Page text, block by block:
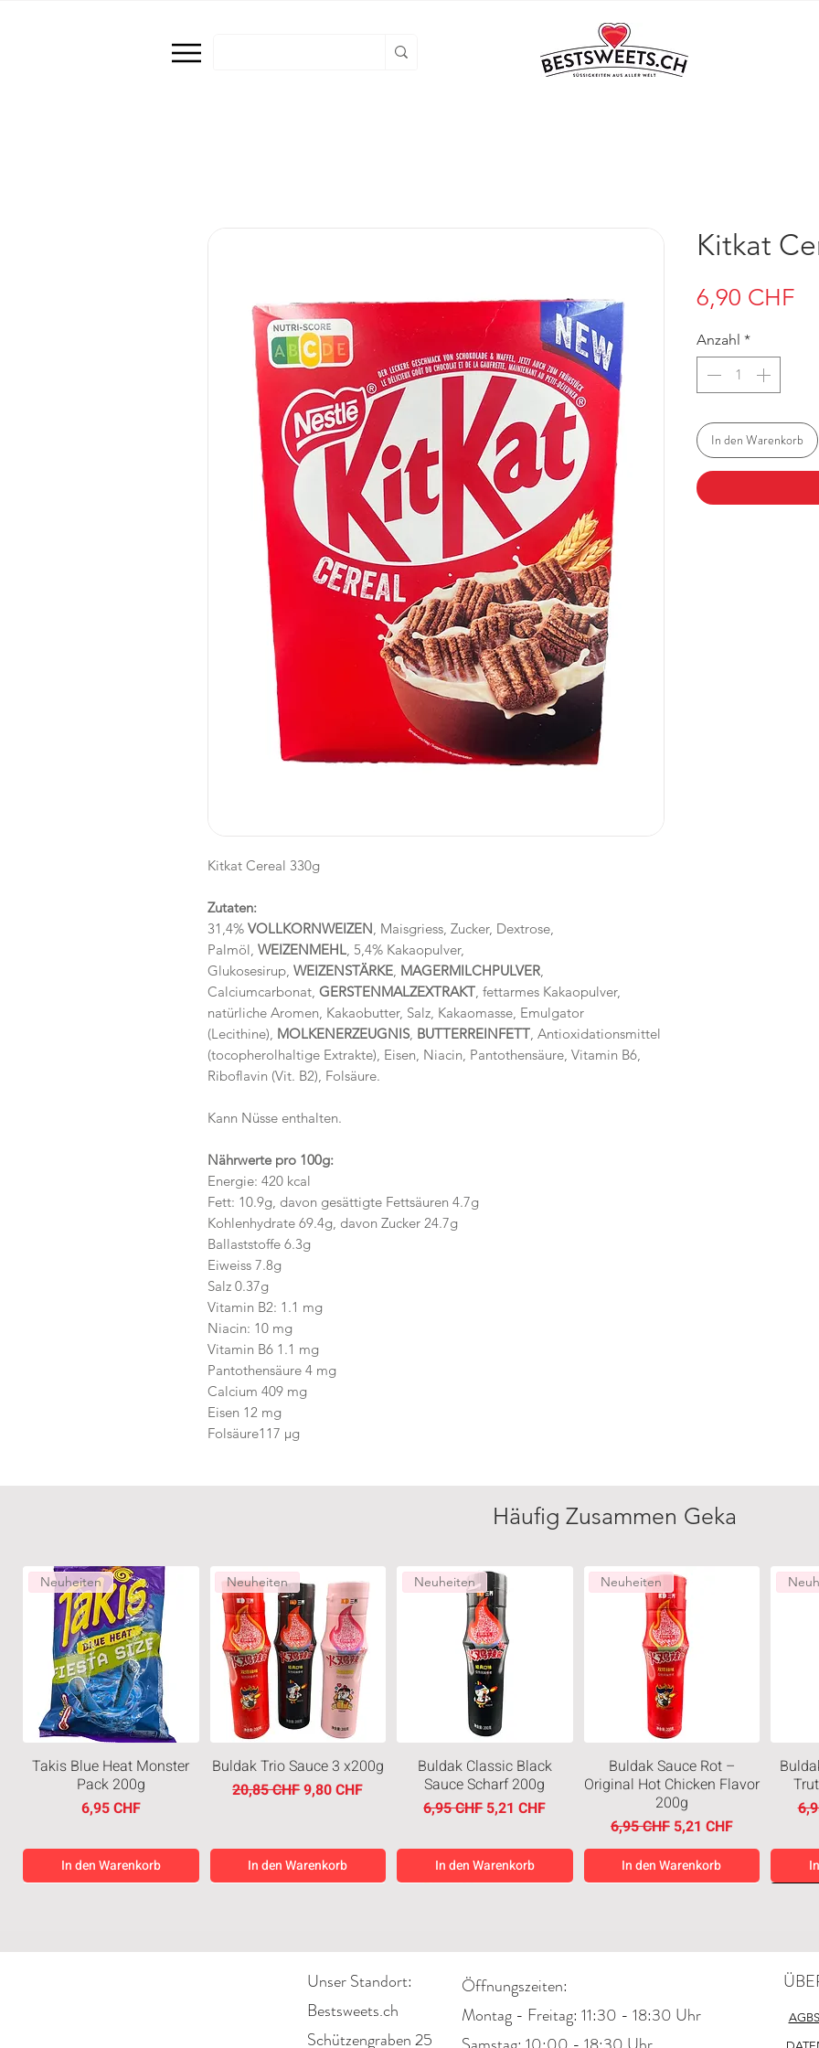
Kitkat Cereal 330g
Zutaten:
31,4% VOLLKORNWEIZEN, Maisgriess, Zucker, Dextrose,
Palmöl, WEIZENMEHL, 5,4% Kakaopulver,
Glukosesirup, WEIZENSTÄRKE, MAGERMILCHPULVER,
Calciumcarbonat, GERSTENMALZEXTRAKT, fettarmes Kakaopulver,
natürliche Aromen, Kakaobutter, Salz, Kakaomasse, Emulgator
(Lecithine), MOLKENERZEUGNIS, BUTTERREINFETT, Antioxidationsmittel
(tocopherolhaltige Extrakte), Eisen, Niacin, Pantothensäure, Vitamin B6,
Riboflavin (Vit. B2), Folsäure.
Kann Nüsse enthalten.
Nährwerte pro 100g:
Energie: 420 kcal
Fett: 10.9g, davon gesättigte Fettsäuren 4.7g
Kohlenhydrate 69.4g, davon Zucker 24.7g
Ballaststoffe 6.3g
Eiweiss 7.8g
Salz 0.37g
Vitamin B2: 1.1 mg
Niacin: 10 mg
Vitamin B6 1.1 mg
Pantothensäure 4 mg
Calcium 409 mg
Eisen 12 mg
Folsäure117 µg
Kitkat
6,90 CHF
Anzahl *
In den Warenkorb
Häufig Zusammen Geka
Neuheiten
Takis Blue Heat Monster
Pack 200g
Preis
6,95 CHF
In den Warenkorb
Neuheiten
Buldak Trio Sauce 3 x200g
Standardpreis
20,85 CHFSale-Preis
9,80 CHF
In den Warenkorb
Neuheiten
Buldak Classic Black
Sauce Scharf 200g
Standardpreis
6,95 CHFSale-Preis
5,21 CHF
In den Warenkorb
Neuheiten
Buldak Sauce Rot –
Original Hot Chicken Flavor
200g
Standardpreis
6,95 CHF Sale-Preis
5,21 CHF
In den Warenkorb
Unser Standort:
Bestsweets.ch
Schützengraben 25
Öffnungszeiten:
Montag - Freitag: 11:30 - 18:30 Uhr
AGBS